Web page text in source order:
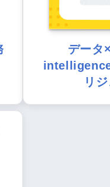
データ
リ